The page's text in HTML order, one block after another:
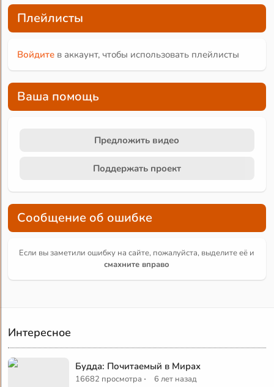
Плейлисты
Войдите в аккаунт, чтобы использовать плейлисты
Ваша помощь
Предложить видео
Поддержать проект
Сообщение об ошибке
Если вы заметили ошибку на сайте, пожалуйста, выделите её и
смахните вправо
Интересное
Будда: Почитаемый в Мирах
16682 просмотра · 6 лет назад